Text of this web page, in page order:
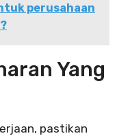
perusahaan
Yang
pastikan